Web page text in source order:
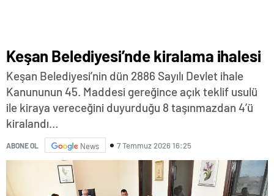
Keşan Belediyesi’nde kiralama ihalesi
Keşan Belediyesi’nin dün 2886 Sayılı Devlet ihale
Kanununun 45. Maddesi gereğince açık teklif usulü
ile kiraya vereceğini duyurduğu 8 taşınmazdan 4’ü
kiralandı…
ABONE OL News 7 Temmuz 2026 16:25